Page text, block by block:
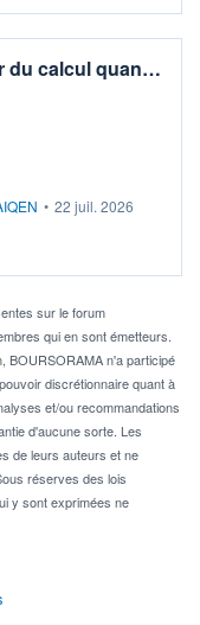
du calcul quan…
PEA.
• 22 juil. 2026
sur le forum
qui en sont émetteurs.
BOURSORAMA n'a participé
discrétionnaire quant à
et/ou recommandations
d'aucune sorte. Les
de leurs auteurs et ne
réserves des lois
y sont exprimées ne